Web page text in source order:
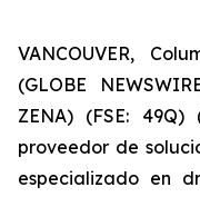
VANCOUVER,
(GLOBE
ZENA) (FSE: 49Q)
proveedor de
especializado en